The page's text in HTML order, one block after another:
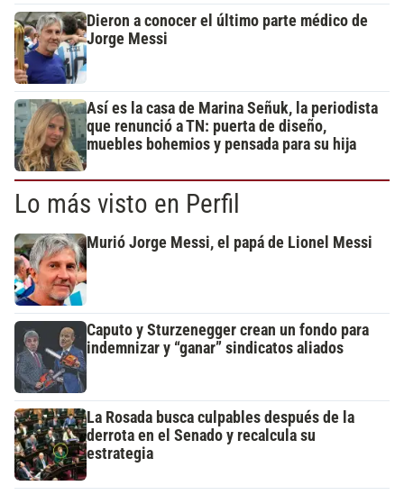
Dieron a conocer el último parte médico de
Jorge Messi
Así es la casa de Marina Señuk, la periodista
que renunció a TN: puerta de diseño,
muebles bohemios y pensada para su hija
Lo más visto en Perfil
Murió Jorge Messi, el papá de Lionel Messi
Caputo y Sturzenegger crean un fondo para
indemnizar y “ganar” sindicatos aliados
La Rosada busca culpables después de la
derrota en el Senado y recalcula su
estrategia